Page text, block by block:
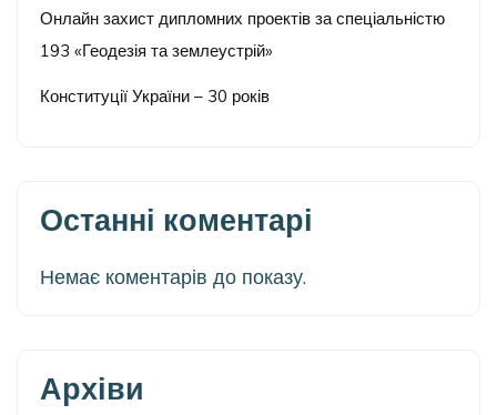
Онлайн захист дипломних проектів за спеціальністю
193 «Геодезія та землеустрій»
Конституції України – 30 років
Останні коментарі
Немає коментарів до показу.
Архіви